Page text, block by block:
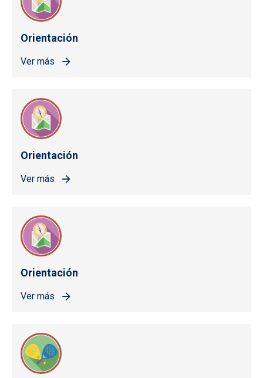
Orientación
Ver más
Orientación
Ver más
Orientación
Ver más